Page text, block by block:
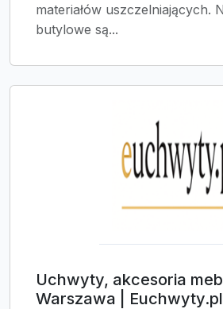
materiałów uszczelniających.
butylowe są...
Uchwyty, akcesoria
Warszawa | Euchwyty.pl